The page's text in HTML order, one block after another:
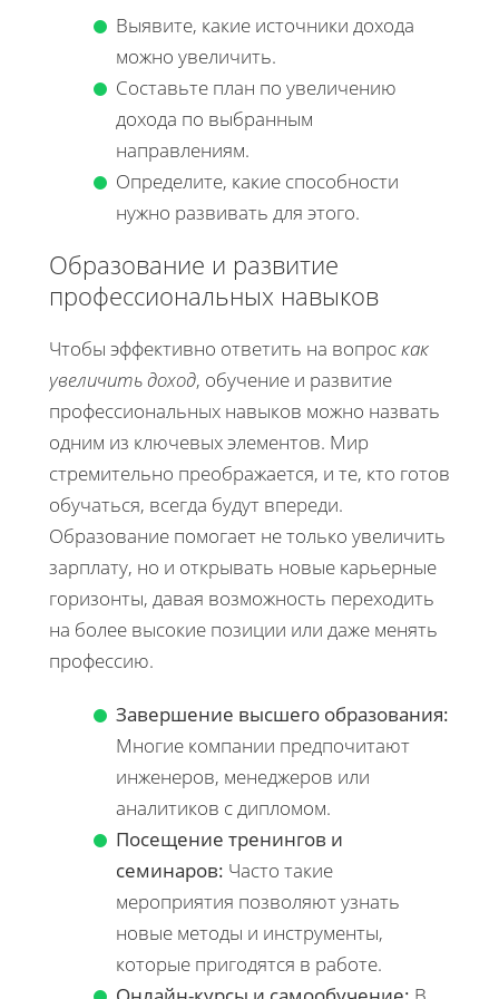
Выявите, какие источники дохода
можно увеличить.
Составьте план по увеличению
дохода по выбранным
направлениям.
Определите, какие способности
нужно развивать для этого.
Образование и развитие
профессиональных навыков
Чтобы эффективно ответить на вопроскак
увеличить доход, обучение и развитие
профессиональных навыков можно назвать
одним из ключевых элементов. Мир
стремительно преображается, и те, кто готов
обучаться, всегда будут впереди.
Образование помогает не только увеличить
зарплату, но и открывать новые карьерные
горизонты, давая возможность переходить
на более высокие позиции или даже менять
профессию.
Завершение высшего образования:
Многие компании предпочитают
инженеров, менеджеров или
аналитиков с дипломом.
Посещение тренингов и
семинаров: Часто такие
мероприятия позволяют узнать
новые методы и инструменты,
которые пригодятся в работе.